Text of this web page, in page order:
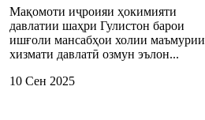
Мақомоти иҷроияи ҳокимияти
давлатии шаҳри Гулистон барои
ишғоли мансабҳои холии маъмурии
хизмати давлатӣ озмун эълон...
10 Сен 2025